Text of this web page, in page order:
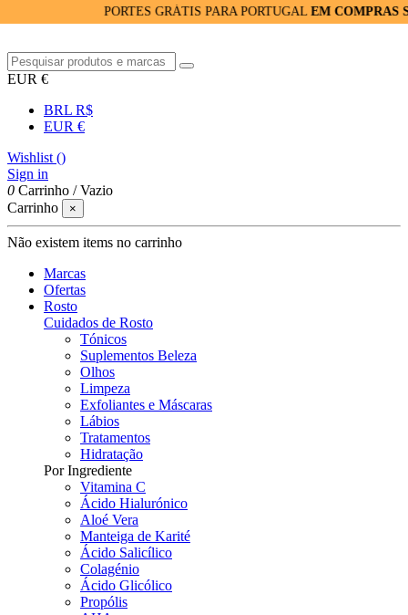
PORTES GRÁTIS PARA PORTUGALEM COMPRAS
EUR €
BRL R$
EUR €
Wishlist ()
Sign in
0 Carrinho /Vazio
Carrinho
×
Não existem items no carrinho
Marcas
Ofertas
Rosto
Cuidados de Rosto
Tónicos
Suplementos Beleza
Olhos
Limpeza
Exfoliantes e Máscaras
Lábios
Tratamentos
Hidratação
Por Ingrediente
Vitamina C
Ácido Hialurónico
Aloé Vera
Manteiga de Karité
Ácido Salicílico
Colagénio
Ácido Glicólico
Propólis